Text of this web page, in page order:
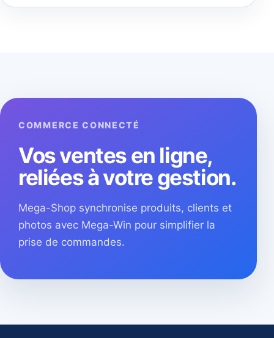
COMMERCE CONNECTÉ
Vos ventes en ligne,
reliées à votre gestion.
Mega-Shop synchronise produits, clients et
photos avec Mega-Win pour simplifier la
prise de commandes.